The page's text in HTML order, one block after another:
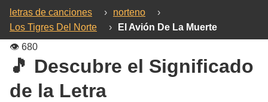
letras de canciones › norteno
›
Los Tigres Del Norte
›
El Avión De La Muerte
👁️ 680
🎵 Descubre el Significado
de la Letra